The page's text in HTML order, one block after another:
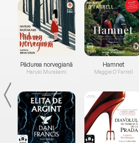
Pădurea norvegiană
Haruki Murakami
Hamnet
Maggie O'Farrell